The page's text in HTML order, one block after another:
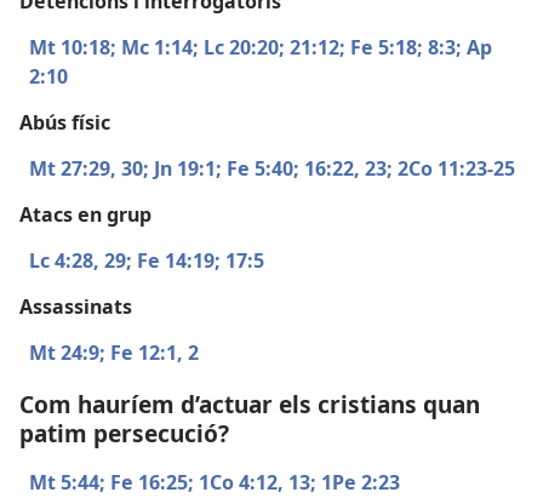
Mt 10:18; Mc 1:14; Lc 20:20; 21:12; Fe 5:18; 8:3; Ap
2:10
Abús físic
Mt 27:29, 30; Jn 19:1; Fe 5:40; 16:22, 23; 2Co 11:23-25
Atacs en grup
Lc 4:28, 29; Fe 14:19; 17:5
Assassinats
Mt 24:9; Fe 12:1, 2
Com hauríem d’actuar els cristians quan
patim persecució?
Mt 5:44; Fe 16:25; 1Co 4:12, 13; 1Pe 2:23